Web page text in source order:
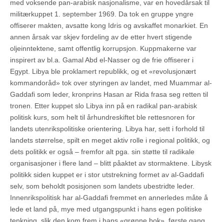
med voksende pan-arabisk nasjonalisme, var en hovedårsak til
militærkuppet 1. september 1969. Da tok en gruppe yngre
offiserer makten, avsatte kong Idris og avskaffet monarkiet. En
annen årsak var skjev fordeling av de etter hvert stigende
oljeinntektene, samt offentlig korrupsjon. Kuppmakerne var
inspirert av bl.a. Gamal Abd el-Nasser og de frie offiserer i
Egypt. Libya ble proklamert republikk, og et «revolusjonært
kommandoråd» tok over styringen av landet, med Muammar al-
Gaddafi som leder, kronprins Hasan ar Rida frasa seg retten til
tronen. Etter kuppet slo Libya inn på en radikal pan-arabisk
politisk kurs, som helt til århundreskiftet ble rettesnoren for
landets utenrikspolitiske orientering. Libya har, sett i forhold til
landets størrelse, spilt en meget aktiv rolle i regional politikk, og
dets politikk er også – fremfor alt pga. sin støtte til radikale
organisasjoner i flere land – blitt påaktet av stormaktene. Libysk
politikk siden kuppet er i stor utstrekning formet av al-Gaddafi
selv, som beholdt posisjonen som landets ubestridte leder.
Innenrikspolitisk har al-Gaddafi fremmet en annerledes måte å
lede et land på, mye med utgangspunkt i hans egen politiske